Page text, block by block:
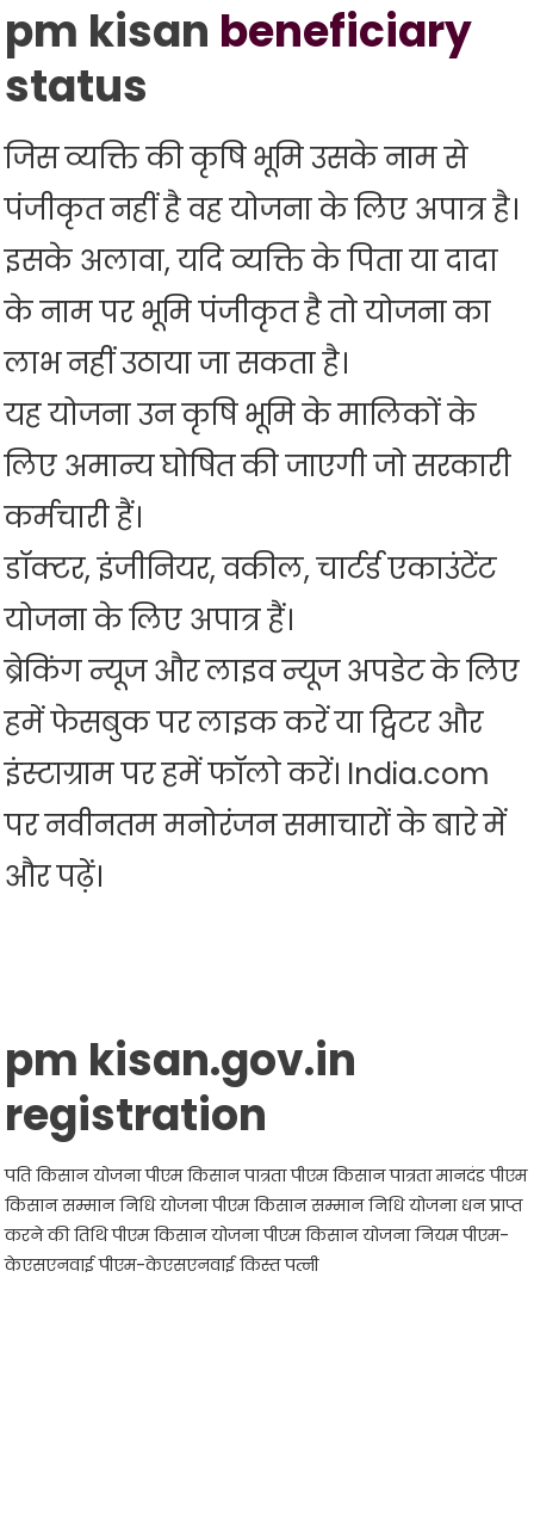
pm kisan beneficiary
status
जिस व्यक्ति की कृषि भूमि उसके नाम से
पंजीकृत नहीं है वह योजना के लिए अपात्र है।
इसके अलावा, यदि व्यक्ति के पिता या दादा
के नाम पर भूमि पंजीकृत है तो योजना का
लाभ नहीं उठाया जा सकता है।
यह योजना उन कृषि भूमि के मालिकों के
लिए अमान्य घोषित की जाएगी जो सरकारी
कर्मचारी हैं।
डॉक्टर, इंजीनियर, वकील, चार्टर्ड एकाउंटेंट
योजना के लिए अपात्र हैं।
ब्रेकिंग न्यूज और लाइव न्यूज अपडेट के लिए
हमें फेसबुक पर लाइक करें या ट्विटर और
इंस्टाग्राम पर हमें फॉलो करें। India.com
पर नवीनतम मनोरंजन समाचारों के बारे में
और पढ़ें।
pm kisan.gov.in
registration
पति किसान योजना पीएम किसान पात्रता पीएम किसान पात्रता मानदंड पीएम
किसान सम्मान निधि योजना पीएम किसान सम्मान निधि योजना धन प्राप्त
करने की तिथि पीएम किसान योजना पीएम किसान योजना नियम पीएम-
केएसएनवाई पीएम-केएसएनवाई किस्त पत्नी